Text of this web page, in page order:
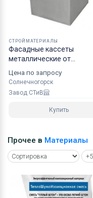
СТРОЙМАТЕРИАЛЫ
Фасадные кассеты
металлические от
Цена по запросу
Солнечногорск
Завод СТиВ
Купить
Прочее в Материалы